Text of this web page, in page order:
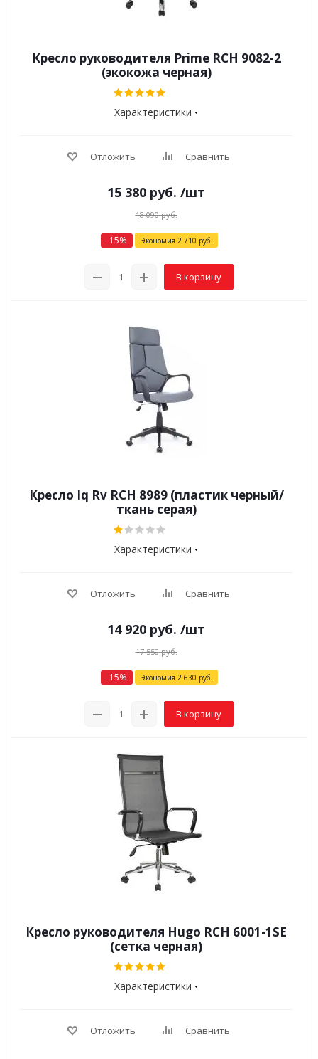
Кресло руководителя Prime RCH 9082-2
(экокожа черная)
Характеристики
Отложить Сравнить
15 380 руб. /шт
18 090руб.
-15% Экономия 2 710 руб.
В корзину
Кресло Iq Rv RCH 8989 (пластик черный/
ткань серая)
Характеристики
Отложить Сравнить
14 920 руб. /шт
17 550руб.
-15% Экономия 2 630 руб.
В корзину
Кресло руководителя Hugo RCH 6001-1SE
(сетка черная)
Характеристики
Отложить Сравнить